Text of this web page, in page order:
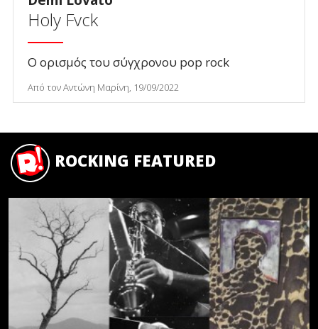
Holy Fvck
Ο ορισμός του σύγχρονου pop rock
Από τον Αντώνη Μαρίνη, 19/09/2022
ROCKING FEATURED